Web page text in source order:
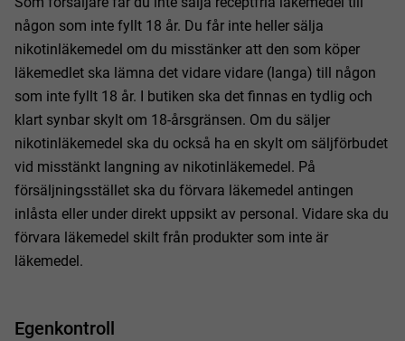
någon som inte fyllt 18 år. Du får inte heller sälja
nikotinläkemedel om du misstänker att den som köper
läkemedlet ska lämna det vidare vidare (langa) till någon
som inte fyllt 18 år. I butiken ska det finnas en tydlig och
klart synbar skylt om 18-årsgränsen. Om du säljer
nikotinläkemedel ska du också ha en skylt om säljförbudet
vid misstänkt langning av nikotinläkemedel. På
försäljningsstället ska du förvara läkemedel antingen
inlåsta eller under direkt uppsikt av personal. Vidare ska du
förvara läkemedel skilt från produkter som inte är
läkemedel.
Egenkontroll